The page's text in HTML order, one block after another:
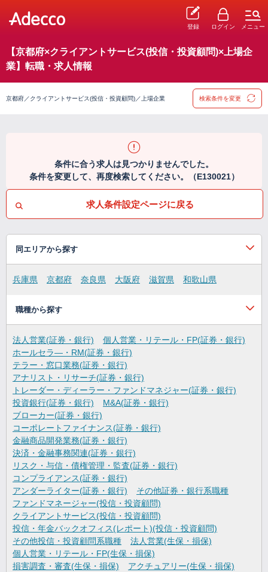
登録 ログイン メニュー
【京都府×クライアントサービス(投信・投資顧問)×上場企
業】転職・求人情報
京都府／クライアントサービス(投信・投資顧問)／上場企業 検索条件を変更
条件に合う求人は見つかりませんでした。
条件を変更して、再度検索してください。（E130021）
求人条件設定ページに戻る
同エリアから探す
兵庫県 京都府 奈良県 大阪府 滋賀県 和歌山県
職種から探す
法人営業(証券・銀行)
個人営業・リテール・FP(証券・銀行)
ホールセラ―・RM(証券・銀行)
テラー・窓口業務(証券・銀行)
アナリスト・リサーチ(証券・銀行)
トレーダー・ディーラー・ファンドマネジャー(証券・銀行)
投資銀行(証券・銀行)
M&A(証券・銀行)
ブローカー(証券・銀行)
コーポレートファイナンス(証券・銀行)
金融商品開発業務(証券・銀行)
決済・金融事務関連(証券・銀行)
リスク・与信・債権管理・監査(証券・銀行)
コンプライアンス(証券・銀行)
アンダーライター(証券・銀行)
その他証券・銀行系職種
ファンドマネージャー(投信・投資顧問)
クライアントサービス(投信・投資顧問)
投信・年金バックオフィス(レポート)(投信・投資顧問)
その他投信・投資顧問系職種
法人営業(生保・損保)
個人営業・リテール・FP(生保・損保)
損害調査・審査(生保・損保)
アクチュアリー(生保・損保)